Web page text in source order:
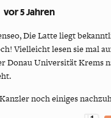
vor 5 Jahren
Die Latte liegt
Vielleicht lesen sie mal
Donau Universität Krems
noch einiges